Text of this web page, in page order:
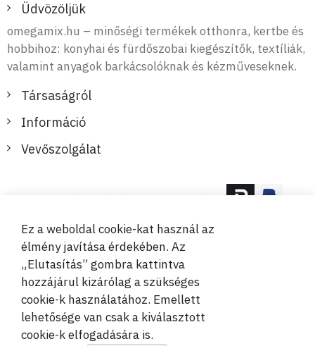
Üdvözöljük
omegamix.hu – minőségi termékek otthonra, kertbe és
hobbihoz: konyhai és fürdőszobai kiegészítők, textíliák,
valamint anyagok barkácsolóknak és kézműveseknek.
Társaságról
Információ
Vevőszolgálat
Biztonságos és kényelmes fizetések
© 2019-2026 Megamix s.r.o.
Ez a weboldal cookie-kat használ az
élmény javítása érdekében. Az
„Elutasítás” gombra kattintva
hozzájárul kizárólag a szükséges
cookie-k használatához. Emellett
lehetősége van csak a kiválasztott
cookie-k elfogadására is.